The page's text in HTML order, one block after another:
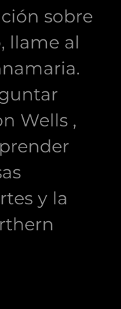
sobre
llame al
Wells ,
y la